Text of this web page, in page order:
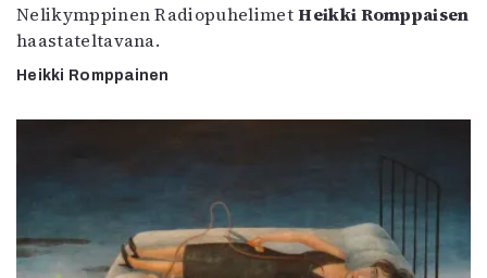
Nelikymppinen RadiopuhelimetHeikki Romppaisen
haastateltavana.
Heikki Romppainen